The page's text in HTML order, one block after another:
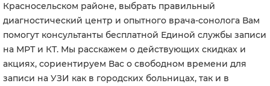
Красносельском районе, выбрать правильный
диагностический центр и опытного врача-сонолога Вам
помогут консультанты бесплатной Единой службы записи
на МРТ и КТ. Мы расскажем о действующих скидках и
акциях, сориентируем Вас о свободном времени для
записи на УЗИ как в городских больницах, так и в